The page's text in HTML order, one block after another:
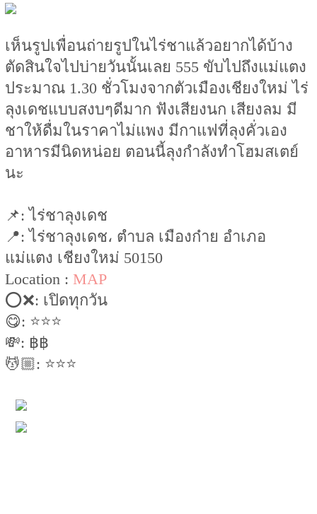
เห็นรูปเพื่อนถ่ายรูปในไร่ชาแล้วอยากได้บ้าง
ตัดสินใจไปบ่ายวันนั้นเลย 555 ขับไปถึงแม่แตง
ประมาณ 1.30 ชั่วโมงจากตัวเมืองเชียงใหม่ ไร่
ลุงเดชแบบสงบๆดีมาก ฟังเสียงนก เสียงลม มี
ชาให้ดื่มในราคาไม่แพง มีกาแฟที่ลุงคั่วเอง
อาหารมีนิดหน่อย ตอนนี้ลุงกำลังทำโฮมสเตย์
นะ
📌: ไร่ชาลุงเดช
📍: ไร่ชาลุงเดช، ตำบล เมืองก๋าย อำเภอ
แม่แตง เชียงใหม่ 50150
Location :MAP
⭕️❌: เปิดทุกวัน
😋: ⭐️⭐️⭐️
💸: ฿฿
💆🏼: ⭐️⭐️⭐️